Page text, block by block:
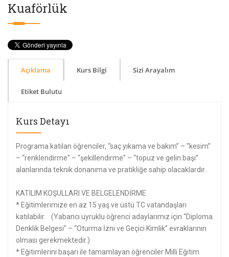
Kuaförlük
Açıklama Kurs Bilgi Sizi Arayalım
Etiket Bulutu
Kurs Detayı
Programa katılan öğrenciler, “saç yıkama ve bakım” – “kesim”
– “renklendirme” – “şekillendirme” – “topuz ve gelin başı”
alanlarında teknik donanıma ve pratikliğe sahip olacaklardır.
KATILIM KOŞULLARI VE BELGELENDİRME
* Eğitimlerimize en az 15 yaş ve üstü TC vatandaşları
katılabilir. (Yabancı uyruklu öğrenci adaylarımız için “Diploma
Denklik Belgesi” – “Oturma İzni ve Geçici Kimlik” evraklarının
olması gerekmektedir.)
* Eğitimlerini başarı ile tamamlayan öğrenciler Milli Eğitim